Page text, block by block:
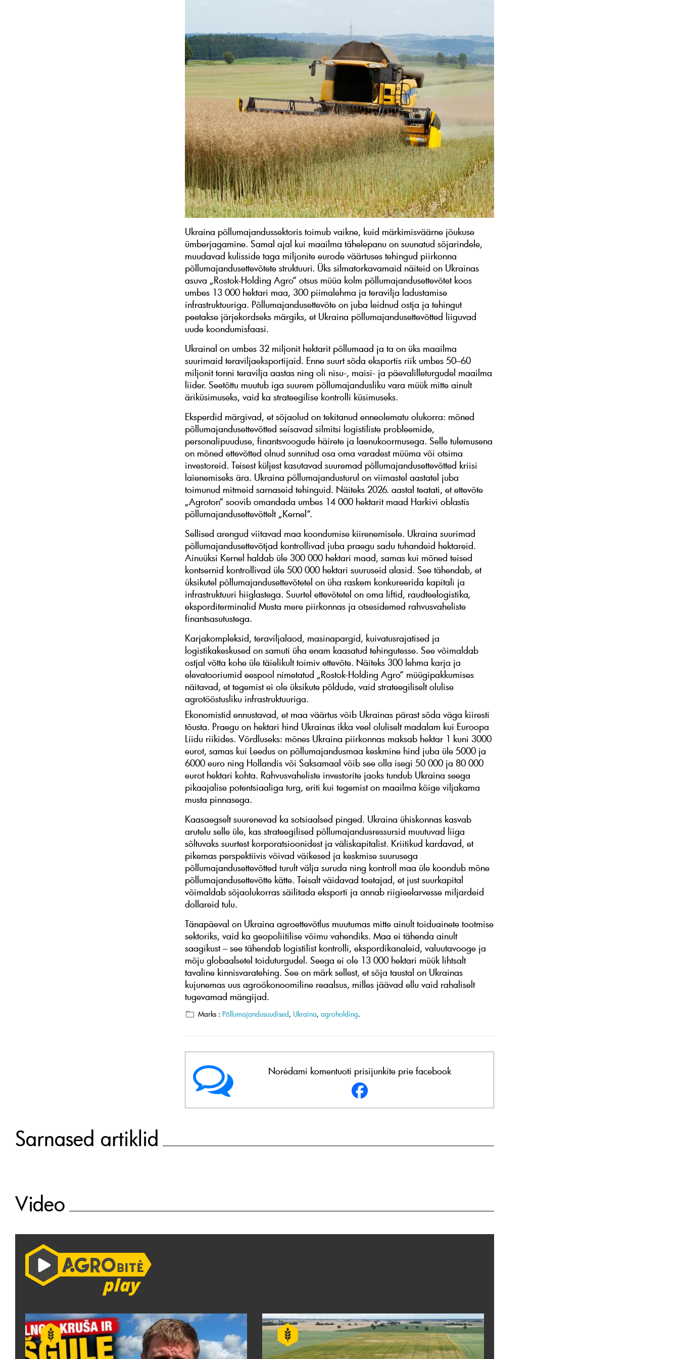
Ukraina põllumajandussektoris toimub vaikne, kuid märkimisväärne jõukuse
ümberjagamine. Samal ajal kui maailma tähelepanu on suunatud sõjarindele,
muudavad kulisside taga miljonite eurode väärtuses tehingud piirkonna
põllumajandusettevõtete struktuuri. Üks silmatorkavamaid näiteid on Ukrainas
asuva „Rostok-Holding Agro“ otsus müüa kolm põllumajandusettevõtet koos
umbes 13 000 hektari maa, 300 piimalehma ja teravilja ladustamise
infrastruktuuriga. Põllumajandusettevõte on juba leidnud ostja ja tehingut
peetakse järjekordseks märgiks, et Ukraina põllumajandusettevõtted liiguvad
uude koondumisfaasi.
Ukrainal on umbes 32 miljonit hektarit põllumaad ja ta on üks maailma
suurimaid teraviljaeksportijaid. Enne suurt sõda eksportis riik umbes 50–60
miljonit tonni teravilja aastas ning oli nisu-, maisi- ja päevalilleturgudel maailma
liider. Seetõttu muutub iga suurem põllumajandusliku vara müük mitte ainult
äriküsimuseks, vaid ka strateegilise kontrolli küsimuseks.
Eksperdid märgivad, et sõjaolud on tekitanud enneolematu olukorra: mõned
põllumajandusettevõtted seisavad silmitsi logistiliste probleemide,
personalipuuduse, finantsvoogude häirete ja laenukoormusega. Selle tulemusena
on mõned ettevõtted olnud sunnitud osa oma varadest müüma või otsima
investoreid. Teisest küljest kasutavad suuremad põllumajandusettevõtted kriisi
laienemiseks ära. Ukraina põllumajandusturul on viimastel aastatel juba
toimunud mitmeid sarnaseid tehinguid. Näiteks 2026. aastal teatati, et ettevõte
„Agroton“ soovib omandada umbes 14 000 hektarit maad Harkivi oblastis
põllumajandusettevõttelt „Kernel“.
Sellised arengud viitavad maa koondumise kiirenemisele. Ukraina suurimad
põllumajandusettevõtjad kontrollivad juba praegu sadu tuhandeid hektareid.
Ainuüksi Kernel haldab üle 300 000 hektari maad, samas kui mõned teised
kontsernid kontrollivad üle 500 000 hektari suuruseid alasid. See tähendab, et
üksikutel põllumajandusettevõtetel on üha raskem konkureerida kapitali ja
infrastruktuuri hiiglastega. Suurtel ettevõtetel on oma liftid, raudteelogistika,
eksporditerminalid Musta mere piirkonnas ja otsesidemed rahvusvaheliste
finantsasutustega.
Karjakompleksid, teraviljalaod, masinapargid, kuivatusrajatised ja
logistikakeskused on samuti üha enam kaasatud tehingutesse. See võimaldab
ostjal võtta kohe üle täielikult toimiv ettevõte. Näiteks 300 lehma karja ja
elevatooriumid eespool nimetatud „Rostok-Holding Agro“ müügipakkumises
näitavad, et tegemist ei ole üksikute põldude, vaid strateegiliselt olulise
agrotööstusliku infrastruktuuriga.
Ekonomistid ennustavad, et maa väärtus võib Ukrainas pärast sõda väga kiiresti
tõusta. Praegu on hektari hind Ukrainas ikka veel oluliselt madalam kui Euroopa
Liidu riikides. Võrdluseks: mõnes Ukraina piirkonnas maksab hektar 1 kuni 3000
eurot, samas kui Leedus on põllumajandusmaa keskmine hind juba üle 5000 ja
6000 euro ning Hollandis või Saksamaal võib see olla isegi 50 000 ja 80 000
eurot hektari kohta. Rahvusvaheliste investorite jaoks tundub Ukraina seega
pikaajalise potentsiaaliga turg, eriti kui tegemist on maailma kõige viljakama
musta pinnasega.
Kaasaegselt suurenevad ka sotsiaalsed pinged. Ukraina ühiskonnas kasvab
arutelu selle üle, kas strateegilised põllumajandusressursid muutuvad liiga
sõltuvaks suurtest korporatsioonidest ja väliskapitalist. Kriitikud kardavad, et
pikemas perspektiivis võivad väikesed ja keskmise suurusega
põllumajandusettevõtted turult välja suruda ning kontroll maa üle koondub mõne
põllumajandusettevõtte kätte. Teisalt väidavad toetajad, et just suurkapital
võimaldab sõjaolukorras säilitada eksporti ja annab riigieelarvesse miljardeid
dollareid tulu.
Tänapäeval on Ukraina agroettevõtlus muutumas mitte ainult toiduainete tootmise
sektoriks, vaid ka geopoliitilise võimu vahendiks. Maa ei tähenda ainult
saagikust – see tähendab logistilist kontrolli, ekspordikanaleid, valuutavooge ja
mõju globaalsetel toiduturgudel. Seega ei ole 13 000 hektari müük lihtsalt
tavaline kinnisvaratehing. See on märk sellest, et sõja taustal on Ukrainas
kujunemas uus agroökonoomiline reaalsus, milles jäävad ellu vaid rahaliselt
tugevamad mängijad.
Marks : Põllumajandusuudised, Ukraina, agroholding.
Norėdami komentuoti prisijunkite prie facebook
Sarnased artiklid
Video